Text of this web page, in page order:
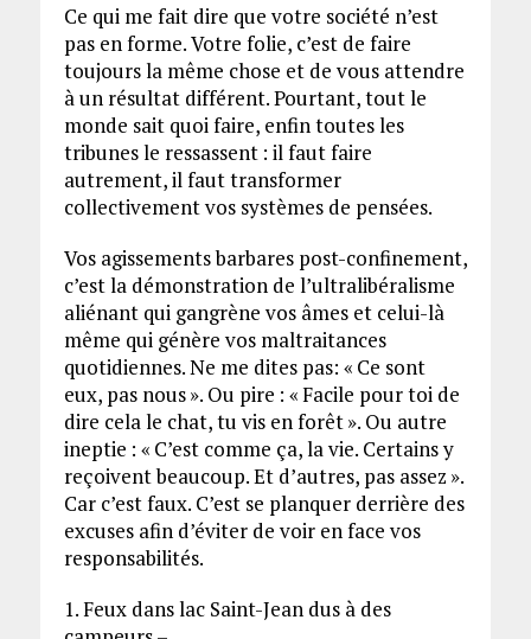
Ce qui me fait dire que votre société n’est
pas en forme. Votre folie, c’est de faire
toujours la même chose et de vous attendre
à un résultat différent. Pourtant, tout le
monde sait quoi faire, enfin toutes les
tribunes le ressassent : il faut faire
autrement, il faut transformer
collectivement vos systèmes de pensées.
Vos agissements barbares post-confinement,
c’est la démonstration de l’ultralibéralisme
aliénant qui gangrène vos âmes et celui-là
même qui génère vos maltraitances
quotidiennes. Ne me dites pas: « Ce sont
eux, pas nous ». Ou pire : « Facile pour toi de
dire cela le chat, tu vis en forêt ». Ou autre
ineptie : « C’est comme ça, la vie. Certains y
reçoivent beaucoup. Et d’autres, pas assez ».
Car c’est faux. C’est se planquer derrière des
excuses afin d’éviter de voir en face vos
responsabilités.
1. Feux dans lac Saint-Jean dus à des